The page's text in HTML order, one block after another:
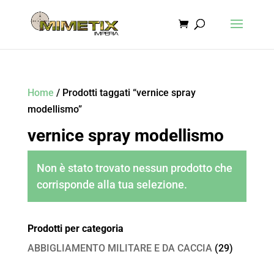
Home / Prodotti taggati “vernice spray
modellismo”
vernice spray modellismo
Non è stato trovato nessun prodotto che
corrisponde alla tua selezione.
Prodotti per categoria
ABBIGLIAMENTO MILITARE E DA CACCIA (29)